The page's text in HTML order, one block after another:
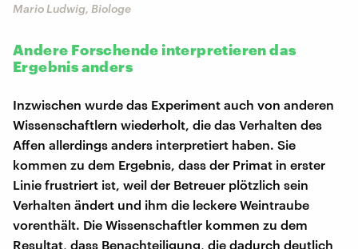
Mario Ludwig, Biologe
Andere Forschende interpretieren das
Ergebnis anders
Inzwischen wurde das Experiment auch von anderen
Wissenschaftlern wiederholt, die das Verhalten des
Affen allerdings anders interpretiert haben. Sie
kommen zu dem Ergebnis, dass der Primat in erster
Linie frustriert ist, weil der Betreuer plötzlich sein
Verhalten ändert und ihm die leckere Weintraube
vorenthält. Die Wissenschaftler kommen zu dem
Resultat, dass Benachteiligung, die dadurch deutlich